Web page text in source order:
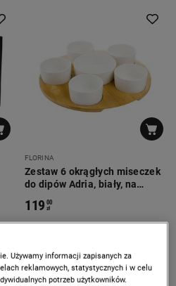
FLORINA
Zestaw 6 okrągłych miseczek
do dipów Adria, biały, na
119 00
zł
Używamy informacji zapisanych za
reklamowych, statystycznych i w celu
potrzeb użytkowników.